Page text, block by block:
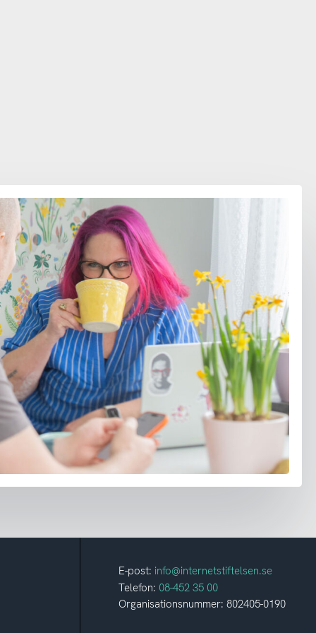
E-post: info@internetstiftelsen.se
Telefon: 08-452 35 00
Organisationsnummer: 802405-0190